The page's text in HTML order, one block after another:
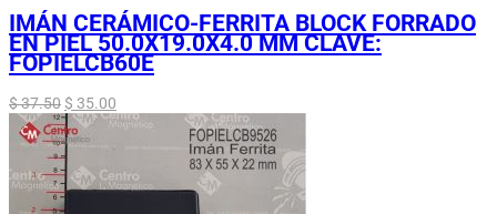
IMÁN CERÁMICO-FERRITA BLOCK FORRADO
EN PIEL 50.0X19.0X4.0 MM CLAVE:
FOPIELCB60E
$37.50 $ 35.00